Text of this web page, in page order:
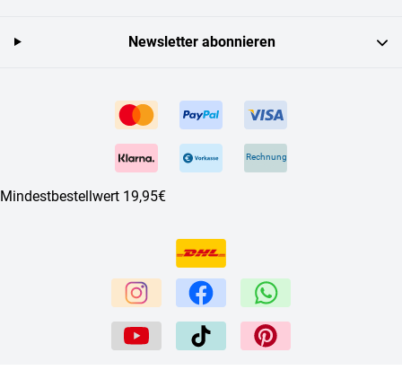
Rechnung
Mindestbestellwert 19,95€
Newsletter abonnieren